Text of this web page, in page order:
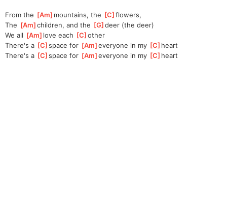
From the [Am ]mountains, the [C ]
flowers,
The [Am ]
children, and the [G ]
deer (the deer)
We all [Am ]love each [C ]
other
There's a [C ]
space for [Am ]
everyone in my [C ]heart
There's a [C ]
space for [Am ]
everyone in my [C ]heart